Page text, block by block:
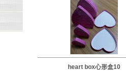
heart box心形盒10